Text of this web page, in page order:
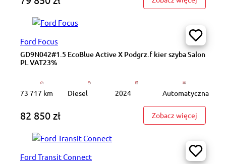
Ford Focus
GD9N042#1.5 EcoBlue Active X Podgrz.f kier szyba Salon
PL VAT23%
73 717 km Diesel 2024 Automatyczna
82 850 zł Zobacz więcej
Ford Transit Connect